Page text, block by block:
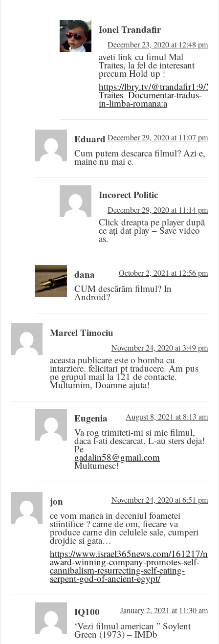
Ionel Trandafir
December 23, 2020 at 12:48 pm
aveti link cu fimul Mal
Traites, la fel de interesant
precum Hold up :
https://lbry.tv/@trandafir1:9/
Traites_Documentar-tradus-
in-limba-romana:a
Eduard December 29, 2020 at 11:07 pm
Cum putem descarca filmul? Azi e,
maine nu mai e.
Incorect Politic
December 29, 2020 at 11:14 pm
Click dreapta pe player după
ce ați dat play – Save video
as.
dana October 2, 2021 at 12:56 pm
CUM descărăm filmul? In
Android?
Marcel Timociu
November 24, 2020 at 3:49 pm
aceasta publicare este o bomba cu
intarziere. felicitari pt traducere. Am pus
pe grupul mail la 121 de contacte.
Multumim, Doamne ajuta!
Eugenia August 8, 2021 at 8:13 am
Va rog trimiteti-mi si mie filmul,
daca l-ati descarcat. L-au sters deja!
Pe
gadalin58@gmail.com
Multumesc!
jon November 24, 2020 at 6:51 pm
ce vom manca in deceniul foametei
stiintifice ? carne de om, fiecare va
produce carne din celulele sale, cumperi
drojdie si gata…
https://www.israel365news.com/161217/
award-winning-company-promotes-self-
cannibalism-resurrecting-self-eating-
serpent-god-of-ancient-egypt/
IQ100 January 2, 2021 at 11:30 am
‘Vezi filmul american ” Soylent
Green (1973) – IMDb